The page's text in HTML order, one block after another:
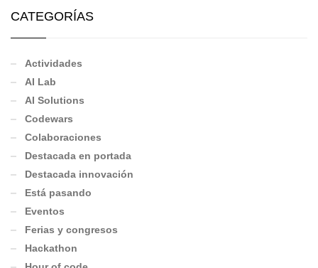
CATEGORÍAS
Actividades
AI Lab
AI Solutions
Codewars
Colaboraciones
Destacada en portada
Destacada innovación
Está pasando
Eventos
Ferias y congresos
Hackathon